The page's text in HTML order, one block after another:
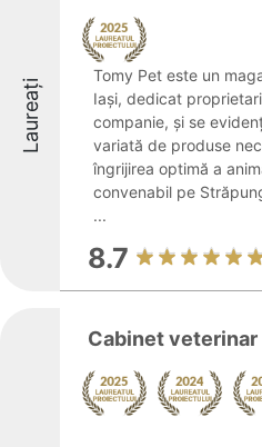
Laureați
Tomy Pet este un
Iași, dedicat
companie, și se
variată de produse
îngrijirea optimă a
convenabil pe
...
8.7
Cabinet veterinar